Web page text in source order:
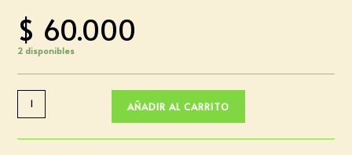
$ 60.000
2 disponibles
AÑADIR AL CARRITO